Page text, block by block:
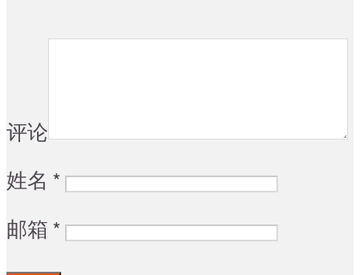
评论
姓名 *
邮箱 *